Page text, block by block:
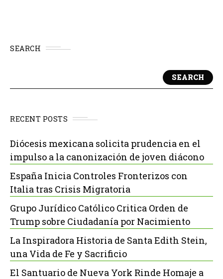
SEARCH
SEARCH
RECENT POSTS
Diócesis mexicana solicita prudencia en el
impulso a la canonización de joven diácono
España Inicia Controles Fronterizos con
Italia tras Crisis Migratoria
Grupo Jurídico Católico Critica Orden de
Trump sobre Ciudadanía por Nacimiento
La Inspiradora Historia de Santa Edith Stein,
una Vida de Fe y Sacrificio
El Santuario de Nueva York Rinde Homaje a